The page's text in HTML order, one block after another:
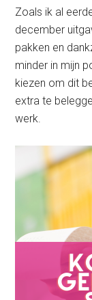
Zoals ik al
december
pakken en
minder in mijn
kiezen om dit
extra te
werk.